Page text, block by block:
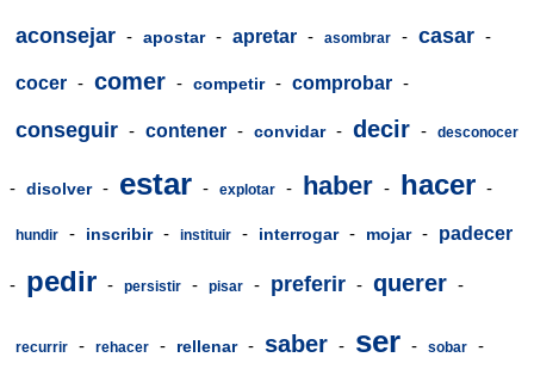
aconsejar - apostar - apretar - asombrar - casar -
cocer - comer - competir - comprobar -
conseguir - contener - convidar - decir - desconocer
- disolver - estar - explotar - haber - hacer -
hundir - inscribir - instituir - interrogar - mojar - padecer
- pedir - persistir - pisar - preferir - querer -
recurrir - rehacer - rellenar - saber - ser - sobar -